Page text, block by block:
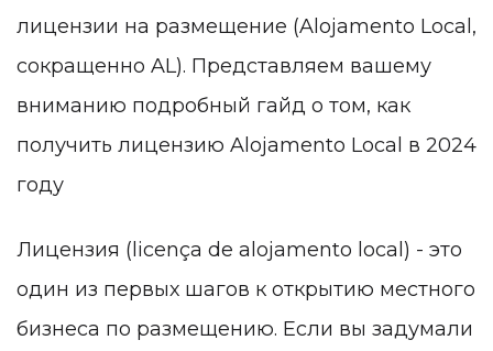
лицензии на размещение (Alojamento Local,
сокращенно AL). Представляем вашему
вниманию подробный гайд о том, как
получить лицензию Alojamento Local в 2024
году
Лицензия (licença de alojamento local) - это
один из первых шагов к открытию местного
бизнеса по размещению. Если вы задумали